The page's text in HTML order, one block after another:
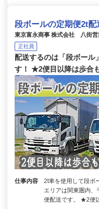
段ボールの定期便2t
東京富永商事 株式会社 八街営
正社員
配送するのは「段ボール
す！ ★2便目以降は歩合
仕事内容
2t車を使用して段ボ
エリアは関東圏内
便配送です。 ★2便